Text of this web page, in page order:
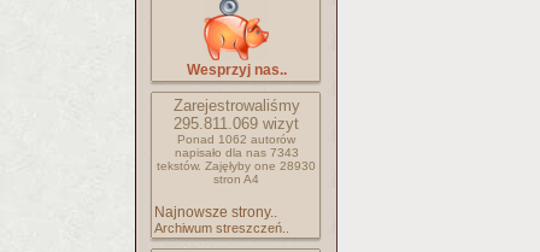
Wesprzyj nas..
Zarejestrowaliśmy
295.811.069 wizyt
Ponad 1062 autorów
napisało dla nas 7343
tekstów. Zajęłyby one 28930
stron A4
Najnowsze strony..
Archiwum streszczeń..